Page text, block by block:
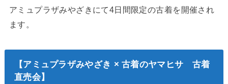
アミュプラザみやざきにて4日間限定の古着を開催され
ます。
【アミュプラザみやざき × 古着のヤマヒサ 古着
直売会】